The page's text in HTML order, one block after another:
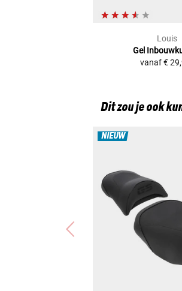
Louis
Gel
vanaf €
Dit zou je ook
NIEUW